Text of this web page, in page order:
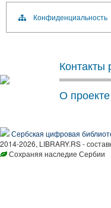
Конфиденциальность
Контакты
О проекте
Сербская цифровая
2014-2026, LIBRARY.RS -
Сохраняя наследие Сербии